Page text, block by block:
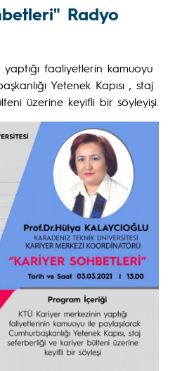
Radyo
faaliyetlerin kamuoyu
Yetenek Kapısı , staj
üzerine keyifli bir söyleyişi.